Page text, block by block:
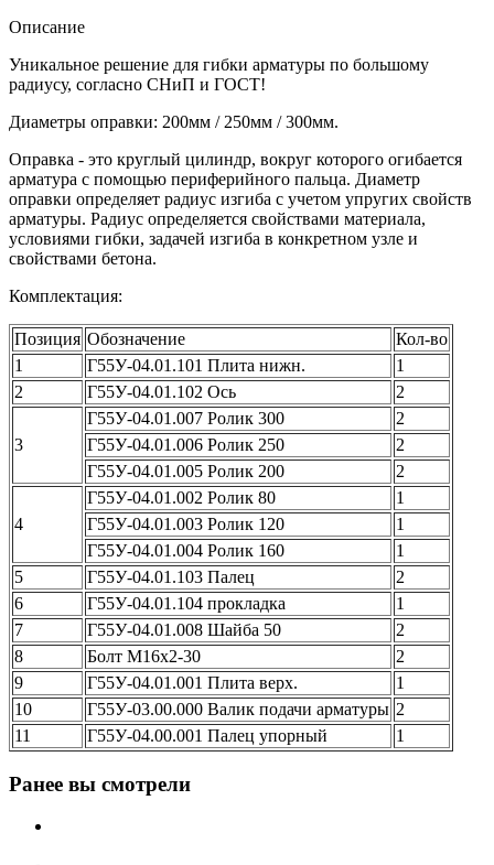
Описание
Уникальное решение для гибки арматуры по большому
радиусу, согласно СНиП и ГОСТ!
Диаметры оправки: 200мм / 250мм / 300мм.
Оправка - это круглый цилиндр, вокруг которого огибается
арматура с помощью периферийного пальца. Диаметр
оправки определяет радиус изгиба с учетом упругих свойств
арматуры. Радиус определяется свойствами материала,
условиями гибки, задачей изгиба в конкретном узле и
свойствами бетона.
Комплектация:
Позиция Обозначение
Кол-во
1
Г55У-04.01.101 Плита нижн.
1
2
Г55У-04.01.102 Ось 2
3
Г55У-04.01.007 Ролик 300
2
Г55У-04.01.006 Ролик 250
2
Г55У-04.01.005 Ролик 200
2
4
Г55У-04.01.002 Ролик 80
1
Г55У-04.01.003 Ролик 120
1
Г55У-04.01.004 Ролик 160
1
5
Г55У-04.01.103 Палец
2
6
Г55У-04.01.104 прокладка
1
7
Г55У-04.01.008 Шайба 50
2
8
Болт М16x2-30
2
9
Г55У-04.01.001 Плита верх.
1
10
Г55У-03.00.000 Валик подачи арматуры 2
11
Г55У-04.00.001 Палец упорный 1
Ранее вы смотрели